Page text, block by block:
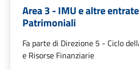
Area 3 - IMU e altre
Patrimoniali
Fa parte di Direzione 5 - Ciclo
e Risorse Finanziarie